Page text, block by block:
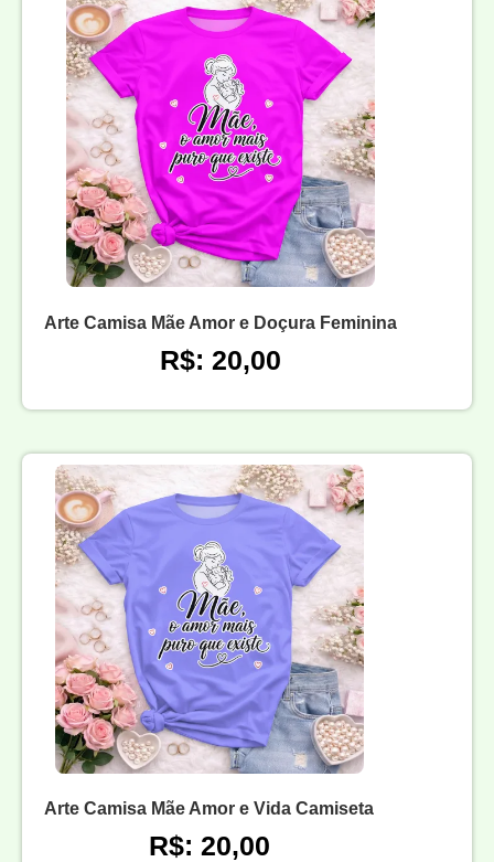
Arte Camisa Mãe Amor e Doçura Feminina
R$: 20,00
Arte Camisa Mãe Amor e Vida Camiseta
R$: 20,00